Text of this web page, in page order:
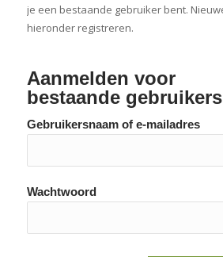
je een bestaande gebruiker bent.
hieronder registreren.
Aanmelden voor
bestaande gebruikers
Gebruikersnaam of e-mailadres
Wachtwoord